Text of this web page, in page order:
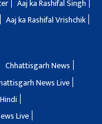
Aaj ka Rashifal Singh
Aaj ka Rashifal Vrishchik
Chhattisgarh News
News Live
Live